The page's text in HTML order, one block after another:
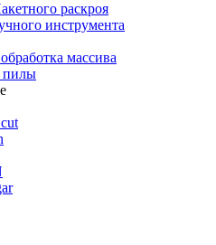
раскроя
инструмента
массива
пилы